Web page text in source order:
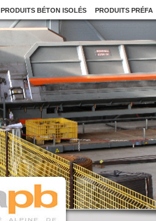
PRODUITS BÉTON ISOLÉS PRODUITS PRÉFA